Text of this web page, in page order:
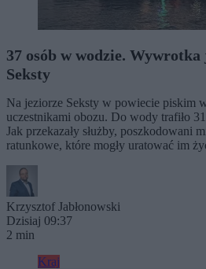
37 osób w wodzie.
Seksty
Na jeziorze Seksty w powiecie piskim
uczestnikami obozu. Do wody trafiło
Jak przekazały służby, poszkodowani
ratunkowe, które mogły uratować im
Krzysztof Jabłonowski
Dzisiaj 09:37
2 min
Kraj